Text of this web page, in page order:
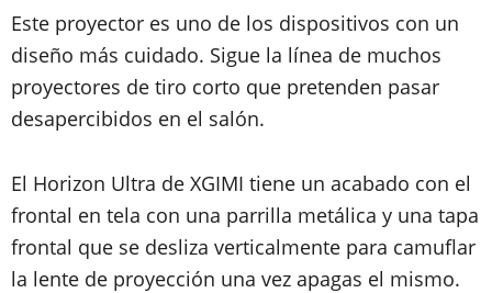
Este proyector es uno de los dispositivos con un
diseño más cuidado. Sigue la línea de muchos
proyectores de tiro corto que pretenden pasar
desapercibidos en el salón.
El Horizon Ultra de XGIMI tiene un acabado con el
frontal en tela con una parrilla metálica y una tapa
frontal que se desliza verticalmente para camuflar
la lente de proyección una vez apagas el mismo.